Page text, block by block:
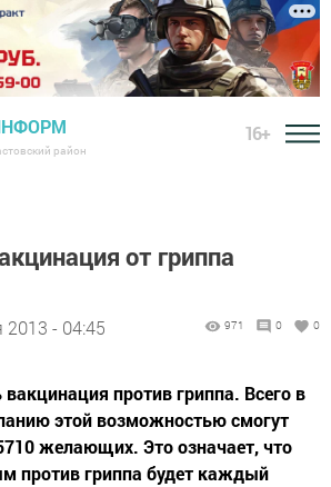
район
16+
от гриппа
2013 - 04:45 971 0 0
против гриппа. Всего в
этой возможностью смогут
желающих. Это означает, что
против гриппа будет каждый